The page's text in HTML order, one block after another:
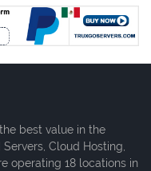
best value in the
Cloud Hosting,
operating 18 locations in